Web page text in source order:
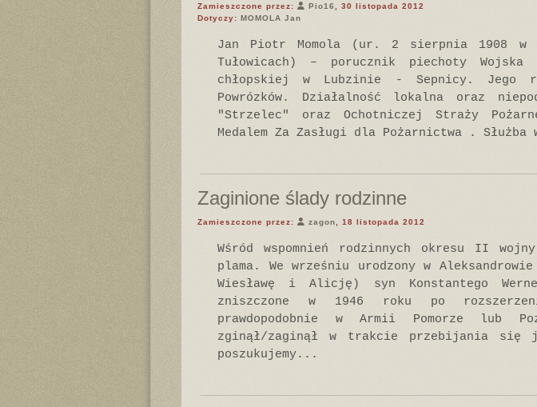
Zamieszczone przez: Pio16
, 30 listopada 2012
Dotyczy: MOMOLA Jan
Jan Piotr Momola (ur. 2 sierpnia 1908 w
Tułowicach) – porucznik piechoty
chłopskiej w Lubzinie - Sepnicy. Jego
Powrózków. Działalność lokalna oraz
"Strzelec" oraz Ochotniczej Straży
Medalem Za Zasługi dla Pożarnictwa .
Zaginione ślady rodzinne
Zamieszczone przez: zagon , 18 listopada 2012
Wśród wspomnień rodzinnych okresu II
plama. We wrześniu urodzony w
Wiesławę i Alicję) syn Konstantego
zniszczone w 1946 roku po
prawdopodobnie w Armii Pomorze lub
zginął/zaginął w trakcie przebijania się
poszukujemy...